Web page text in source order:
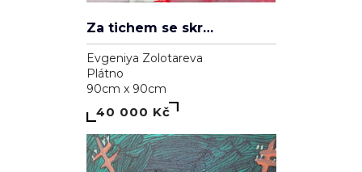
Za tichem se skrývá hluk
Evgeniya Zolotareva
Plátno
90cm x 90cm
40 000 Kč